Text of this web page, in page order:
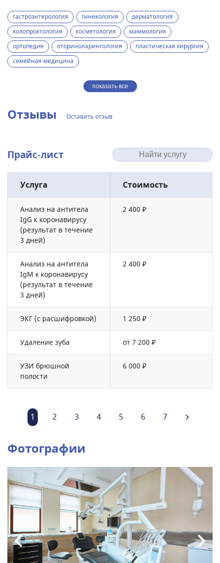
гастроэнтерология гинекология
дерматология
колопроктология
косметология
маммология
ортопедия
оториноларингология
пластическая хирургия
семейная медицина
показать все
Отзывы Оставить отзыв
Прайс-лист
Услуга Стоимость
Анализ на антитела
IgG к коронавирусу
(результат в течение
3 дней)
2 400 ₽
Анализ на антитела
IgM к коронавирусу
(результат в течение
3 дней)
2 400 ₽
ЭКГ (с расшифровкой) 1 250 ₽
Удаление зуба от 7 200 ₽
УЗИ брюшной
полости
6 000 ₽
1 2 3 4 5 6 7
Фотографии